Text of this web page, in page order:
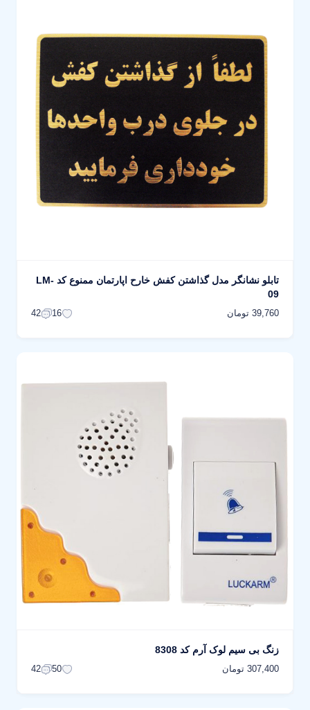
تابلو نشانگر مدل گذاشتن کفش خارح اپارتمان ممنوع کد LM-
09
39,760 تومان 16
42
زنگ بی سیم لوک آرم کد 8308
307,400 تومان 50
42